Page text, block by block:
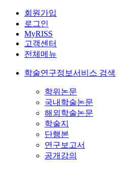
회원가입
로그인
MyRISS
고객센터
전체메뉴
학술연구정보서비스 검색
학위논문
국내학술논문
해외학술논문
학술지
단행본
연구보고서
공개강의